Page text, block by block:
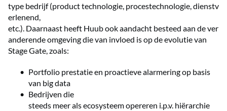
type bedrijf (product technologie, procestechnologie, dienstv
erlenend,
etc.). Daarnaast heeft Huub ook aandacht besteed aan de ver
anderende omgeving die van invloed is op de evolutie van
Stage Gate, zoals:
Portfolio prestatie en proactieve alarmering op basis
van big data
Bedrijven die
steeds meer als ecosysteem opereren i.p.v. hiërarchie